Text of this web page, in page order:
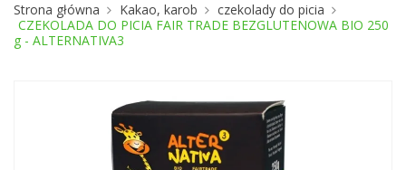
Strona główna Kakao, karob
czekolady do picia
CZEKOLADA DO PICIA FAIR TRADE BEZGLUTENOWA BIO 250
g - ALTERNATIVA3